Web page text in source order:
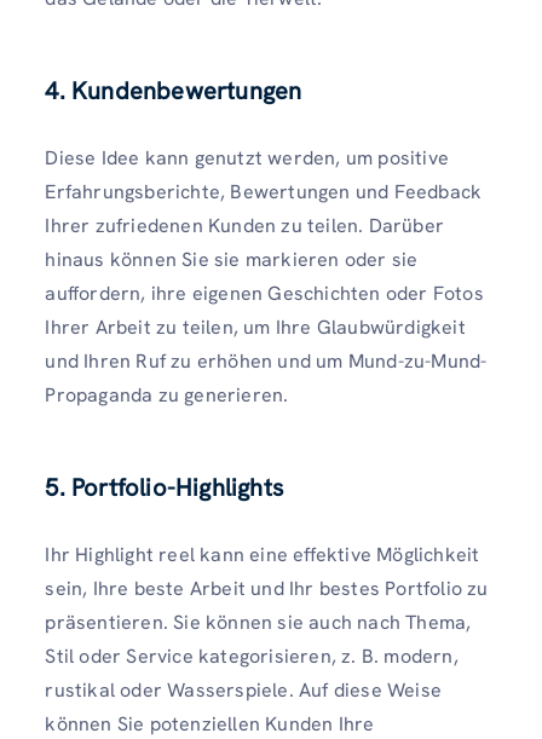
4. Kundenbewertungen
Diese Idee kann genutzt werden, um positive
Erfahrungsberichte, Bewertungen und Feedback
Ihrer zufriedenen Kunden zu teilen. Darüber
hinaus können Sie sie markieren oder sie
auffordern, ihre eigenen Geschichten oder Fotos
Ihrer Arbeit zu teilen, um Ihre Glaubwürdigkeit
und Ihren Ruf zu erhöhen und um Mund-zu-Mund-
Propaganda zu generieren.
5. Portfolio-Highlights
Ihr Highlight reel kann eine effektive Möglichkeit
sein, Ihre beste Arbeit und Ihr bestes Portfolio zu
präsentieren. Sie können sie auch nach Thema,
Stil oder Service kategorisieren, z. B. modern,
rustikal oder Wasserspiele. Auf diese Weise
können Sie potenziellen Kunden Ihre